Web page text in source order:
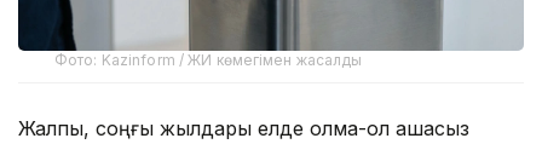
Фото: Kazinform / ЖИ көмегімен жасалды
Жалпы, соңғы жылдары елде қолма-қол ақшасыз